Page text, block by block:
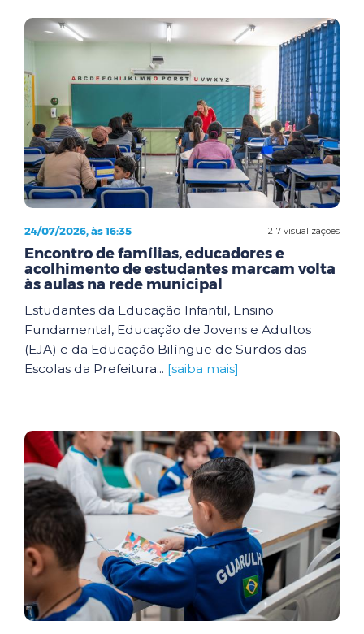
217 visualizações
24/07/2026, às 16:35
Encontro de famílias, educadores e
acolhimento de estudantes marcam volta
às aulas na rede municipal
Estudantes da Educação Infantil, Ensino
Fundamental, Educação de Jovens e Adultos
(EJA) e da Educação Bilíngue de Surdos das
Escolas da Prefeitura... [saiba mais]